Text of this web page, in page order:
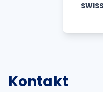
Kontakt